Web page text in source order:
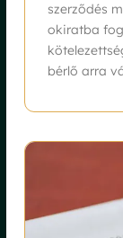
szerződés
okiratba
bérlő arra